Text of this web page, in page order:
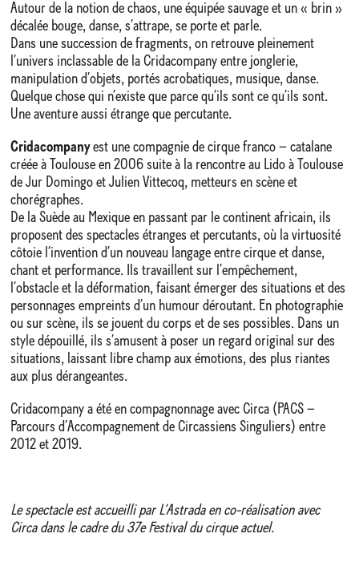
Autour de la notion de chaos, une équipée sauvage et un « brin »
décalée bouge, danse, s’attrape, se porte et parle.
Dans une succession de fragments, on retrouve pleinement
l’univers inclassable de la Cridacompany entre jonglerie,
manipulation d’objets, portés acrobatiques, musique, danse.
Quelque chose qui n’existe que parce qu’ils sont ce qu’ils sont.
Une aventure aussi étrange que percutante.
Cridacompanyest une compagnie de cirque franco – catalane
créée à Toulouse en 2006 suite à la rencontre au Lido à Toulouse
de Jur Domingo et Julien Vittecoq, metteurs en scène et
chorégraphes.
De la Suède au Mexique en passant par le continent africain, ils
proposent des spectacles étranges et percutants, où la virtuosité
côtoie l’invention d’un nouveau langage entre cirque et danse,
chant et performance. Ils travaillent sur l’empêchement,
l’obstacle et la déformation, faisant émerger des situations et des
personnages empreints d’un humour déroutant. En photographie
ou sur scène, ils se jouent du corps et de ses possibles. Dans un
style dépouillé, ils s’amusent à poser un regard original sur des
situations, laissant libre champ aux émotions, des plus riantes
aux plus dérangeantes.
Cridacompany a été en compagnonnage avec Circa (PACS –
Parcours d’Accompagnement de Circassiens Singuliers) entre
2012 et 2019.
Le spectacle est accueilli par L’Astrada en co-réalisation avec
Circa dans le cadre du 37e Festival du cirque actuel.